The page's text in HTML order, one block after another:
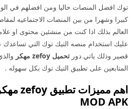
توك افضل المنصات حاليا ومن افضلهم في
كبيرا وشهرا من بين المنصات الاجتماعيه
العالم بذلك اذا كنت من منشئين محتوى او
عليك استخدام منصه التيك توك التي
قصير وذلك ياتي دور تحميل zefoy مهكر
المتابعين على تطبيق التيك توك بكل سهوله .
اهم مميزات تطبيق zefoy
MOD APK